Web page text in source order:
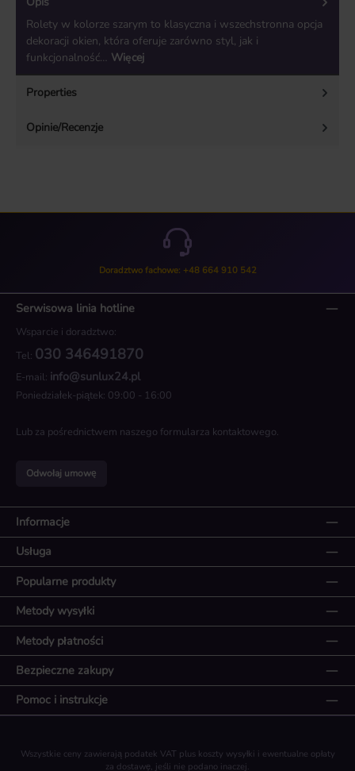
Rolety w kolorze szarym to klasyczna i wszechstronna opcja
dekoracji okien, która oferuje zarówno styl, jak i
funkcjonalność… Więcej
Properties
Opinie/Recenzje
Doradztwo fachowe: +48 664 910 542
Serwisowa linia hotline
Wsparcie i doradztwo:
Tel: 030 346491870
E-mail: info@sunlux24.pl
Poniedziałek-piątek: 09:00 - 16:00
Lub za pośrednictwem naszego formularza kontaktowego.
Odwołaj umowę
Informacje
Usługa
Popularne produkty
Metody płatności
Metody wysyłki
Bezpieczne zakupy
Pomoc i instrukcje
Wszystkie ceny zawierają podatek VAT plus koszty wysyłki i ewentualne opłaty
za dostawę, jeśli nie podano inaczej.